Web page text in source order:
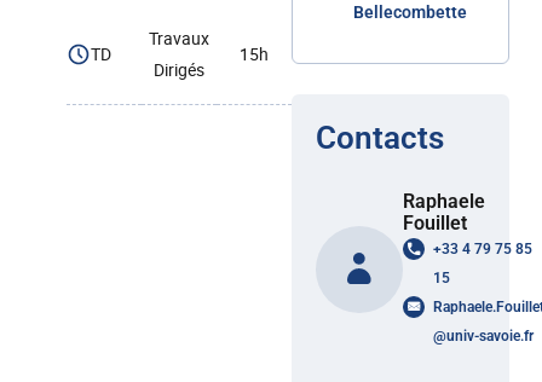
TD
Travaux
Dirigés
15h
Bellecombette
Contacts
Raphaele
Fouillet
+33 4 79 75 85
15
@univ-savoie.fr